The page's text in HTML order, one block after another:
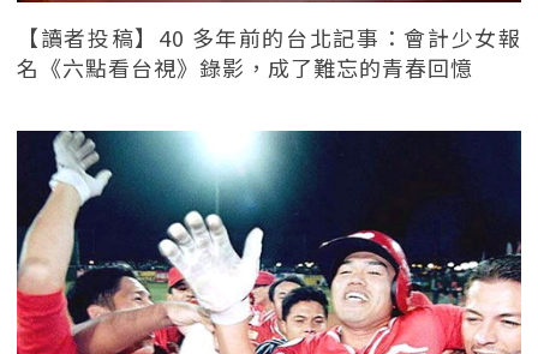
【讀者投稿】40 多年前的台北記事：會計少女報
名《六點看台視》錄影，成了難忘的青春回憶